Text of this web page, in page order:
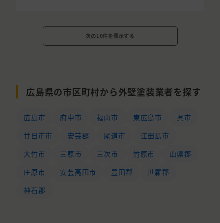
次の10件を表示する
広島県の市区町村から外壁塗装業者を探す
広島市 府中市 福山市 東広島市
呉市
廿日市市
安芸郡 尾道市
江田島市
大竹市
三原市 三次市 竹原市
山県郡
庄原市
安芸高田市 豊田郡
世羅郡
神石郡